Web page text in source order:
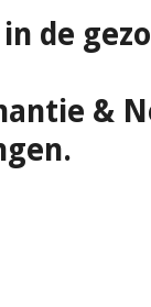
de
&